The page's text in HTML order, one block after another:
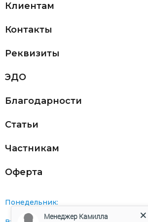
Клиентам
Контакты
Реквизиты
ЭДО
Благодарности
Статьи
Частникам
Оферта
Понедельник:
Менеджер Камилла